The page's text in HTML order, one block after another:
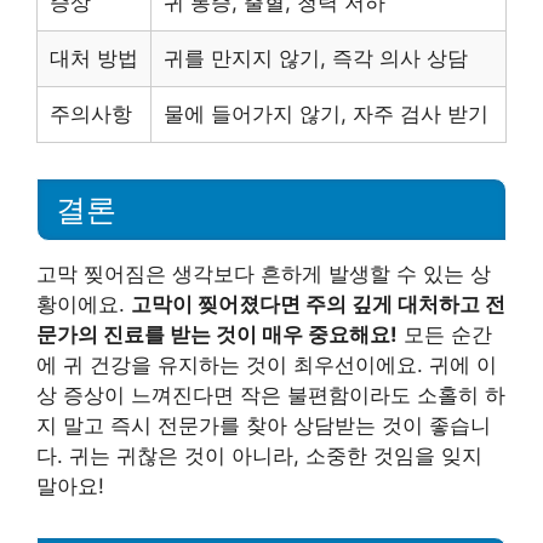
대처 방법 귀를 만지지 않기, 즉각 의사 상담
주의사항 물에 들어가지 않기, 자주 검사 받기
결론
고막 찢어짐은 생각보다 흔하게 발생할 수 있는 상
황이에요. 고막이 찢어졌다면 주의 깊게 대처하고 전
문가의 진료를 받는 것이 매우 중요해요! 모든 순간
에 귀 건강을 유지하는 것이 최우선이에요. 귀에 이
상 증상이 느껴진다면 작은 불편함이라도 소홀히 하
지 말고 즉시 전문가를 찾아 상담받는 것이 좋습니
다. 귀는 귀찮은 것이 아니라, 소중한 것임을 잊지
말아요!